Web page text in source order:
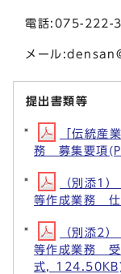
電話:075-222-
メール:
提出書類等
「伝統産
務 募集要項
（別添1
等作成業務
（別添2
等作成業務
式,